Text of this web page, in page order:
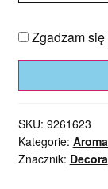
Zgadzam się
SKU: 9261623
Kategorie:
Znacznik: Decora